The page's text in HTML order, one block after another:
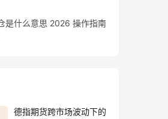
是什么意思 2026 操作指南
德指期货跨市场波动下的